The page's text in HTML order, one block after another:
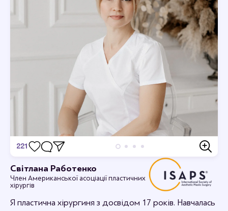
Світлана Работенко
Член Американської асоціації пластичних
хірургів
Я пластична хірургиня з досвідом 17 років. Навчалась
221
Дивовижно, я в захваті.
rabotenkosvitlana